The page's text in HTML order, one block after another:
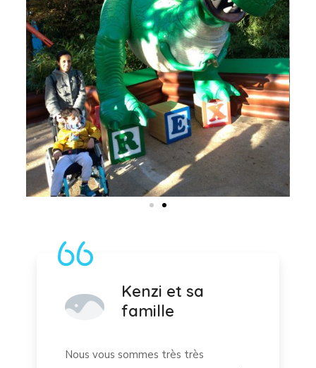
Kenzi et sa
famille
Nous vous sommes très très